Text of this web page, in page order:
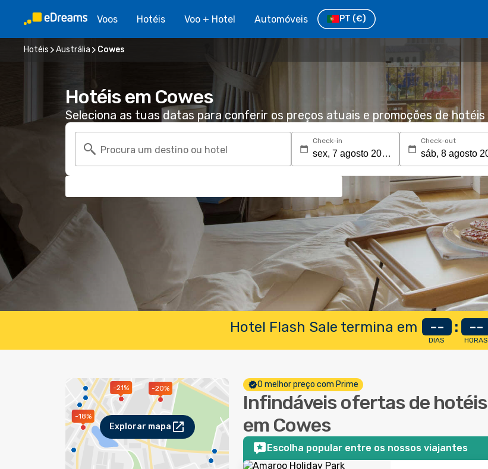
Voos Hotéis Voo + Hotel Automóveis PT (€)
Hotéis Austrália Cowes
Hotéis em Cowes
Seleciona as tuas datas para conferir os preços atuais e promoções de hotéis
Procura um destino ou hotel
Check-in Check-out
Hotel Flash Sale termina em --
DIAS
: --
HORAS
-20%
-21%
-18%
Explorar mapa
O melhor preço com Prime
Infindáveis ofertas de hotéis
em Cowes
Escolha popular entre os nossos viajantes